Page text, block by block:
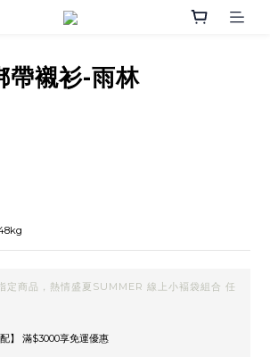
帶襯衫-雨林
定商品，熱情盛夏SUMMER 線上小褔袋組合 任
】 滿$3000享免運優惠